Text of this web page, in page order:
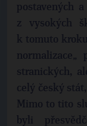
postavených
z vysokých
k tomuto
stranických,
celý český
Mimo to tito
byli